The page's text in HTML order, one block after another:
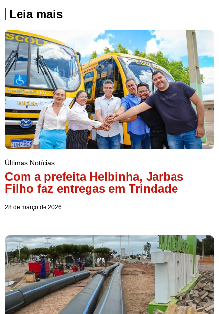
Leia mais
Últimas Notícias
Com a prefeita Helbinha, Jarbas
Filho faz entregas em Trindade
28 de março de 2026